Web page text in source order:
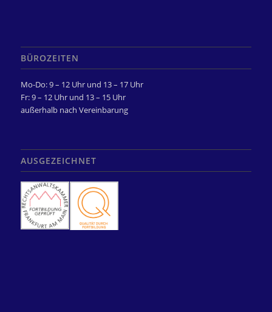
BÜROZEITEN
Mo-Do: 9 – 12 Uhr und 13 – 17 Uhr
Fr: 9 – 12 Uhr und 13 – 15 Uhr
außerhalb nach Vereinbarung
AUSGEZEICHNET